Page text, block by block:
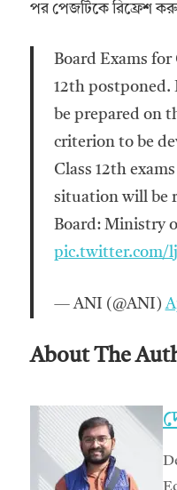
পর পেজটিকে রিফ্রেশ
Board Exams for
12th postponed.
be prepared on
criterion to be
Class 12th
situation will be
Board: Ministry
pic.twitter.com/
— ANI (@ANI)
About The